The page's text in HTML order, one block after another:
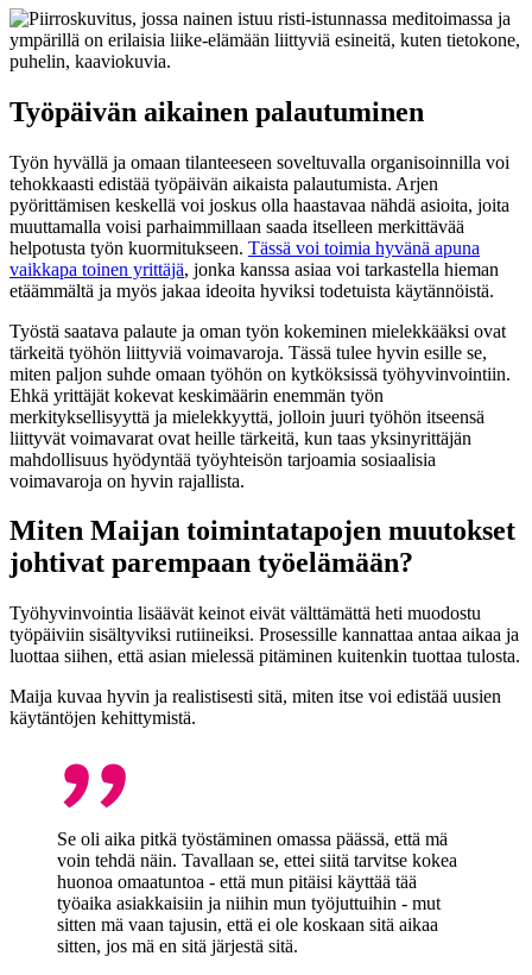
Työpäivän aikainen palautuminen
Työn hyvällä ja omaan tilanteeseen soveltuvalla organisoinnilla voi
tehokkaasti edistää työpäivän aikaista palautumista. Arjen
pyörittämisen keskellä voi joskus olla haastavaa nähdä asioita, joita
muuttamalla voisi parhaimmillaan saada itselleen merkittävää
helpotusta työn kuormitukseen. Tässä voi toimia hyvänä apuna
vaikkapa toinen yrittäjä, jonka kanssa asiaa voi tarkastella hieman
etäämmältä ja myös jakaa ideoita hyviksi todetuista käytännöistä.
Työstä saatava palaute ja oman työn kokeminen mielekkääksi ovat
tärkeitä työhön liittyviä voimavaroja. Tässä tulee hyvin esille se,
miten paljon suhde omaan työhön on kytköksissä työhyvinvointiin.
Ehkä yrittäjät kokevat keskimäärin enemmän työn
merkityksellisyyttä ja mielekkyyttä, jolloin juuri työhön itseensä
liittyvät voimavarat ovat heille tärkeitä, kun taas yksinyrittäjän
mahdollisuus hyödyntää työyhteisön tarjoamia sosiaalisia
voimavaroja on hyvin rajallista.
Miten Maijan toimintatapojen muutokset
johtivat parempaan työelämään?
Työhyvinvointia lisäävät keinot eivät välttämättä heti muodostu
työpäiviin sisältyviksi rutiineiksi. Prosessille kannattaa antaa aikaa ja
luottaa siihen, että asian mielessä pitäminen kuitenkin tuottaa tulosta.
Maija kuvaa hyvin ja realistisesti sitä, miten itse voi edistää uusien
käytäntöjen kehittymistä.
Se oli aika pitkä työstäminen omassa päässä, että mä
voin tehdä näin. Tavallaan se, ettei siitä tarvitse kokea
huonoa omaatuntoa - että mun pitäisi käyttää tää
työaika asiakkaisiin ja niihin mun työjuttuihin - mut
sitten mä vaan tajusin, että ei ole koskaan sitä aikaa
sitten, jos mä en sitä järjestä sitä.